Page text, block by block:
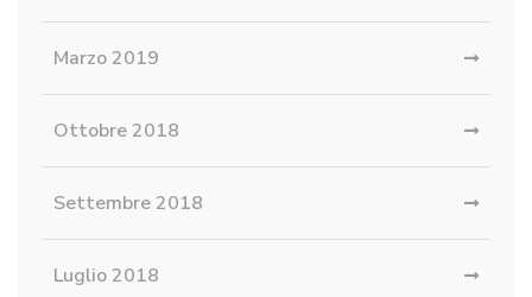
Marzo 2019
Ottobre 2018
Settembre 2018
Luglio 2018